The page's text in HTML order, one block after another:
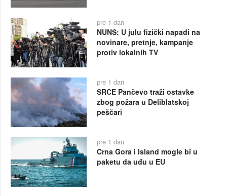
pre 1 dan
NUNS: U julu fizički napadi na
novinare, pretnje, kampanje
protiv lokalnih TV
pre 1 dan
SRCE Pančevo traži ostavke
zbog požara u Deliblatskoj
peščari
pre 1 dan
Crna Gora i Island mogle bi u
paketu da uđu u EU